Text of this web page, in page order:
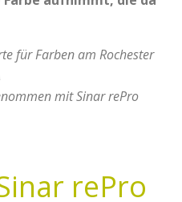
für Farben am Rochester
mit Sinar rePro
rePro